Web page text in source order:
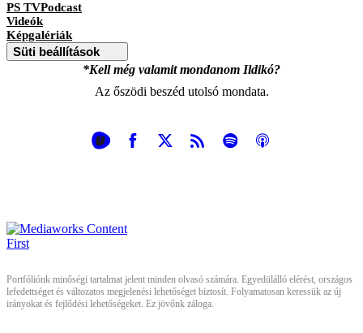
PS TVPodcast
Videók
Képgalériák
Süti beállítások
*Kell még valamit mondanom Ildikó?
Az őszödi beszéd utolsó mondata.
Portfóliónk minőségi tartalmat jelent minden olvasó számára. Egyedülálló elérést, országos
lefedettséget és változatos megjelenési lehetőséget biztosít. Folyamatosan keressük az új
irányokat és fejlődési lehetőségeket. Ez jövőnk záloga.